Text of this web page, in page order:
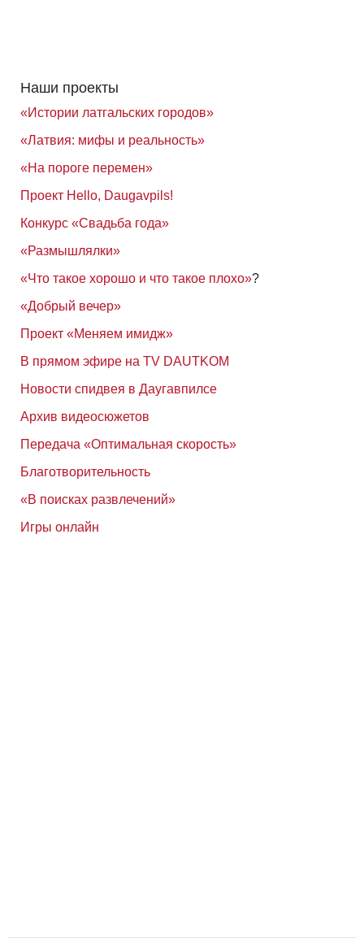
Наши проекты
«Истории латгальских городов»
«Латвия: мифы и реальность»
«На пороге перемен»
Проект Hello, Daugavpils!
Конкурс «Свадьба года»
«Размышлялки»
«Что такое хорошо и что такое плохо»?
«Добрый вечер»
Проект «Меняем имидж»
В прямом эфире на TV DAUTKOM
Новости спидвея в Даугавпилсе
Архив видеосюжетов
Передача «Оптимальная скорость»
Благотворительность
«В поисках развлечений»
Игры онлайн